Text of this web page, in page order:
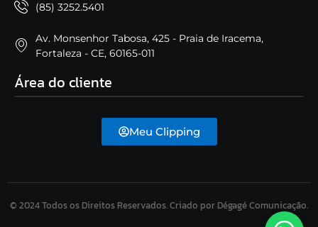
(85) 3252.5401
Av. Monsenhor Tabosa, 425 - Praia de Iracema,
Fortaleza - CE, 60165-011
Área do cliente
Meu Clipping
© 2024 Todos os Direitos Reservados. Criado por Dégagé Comunicação.